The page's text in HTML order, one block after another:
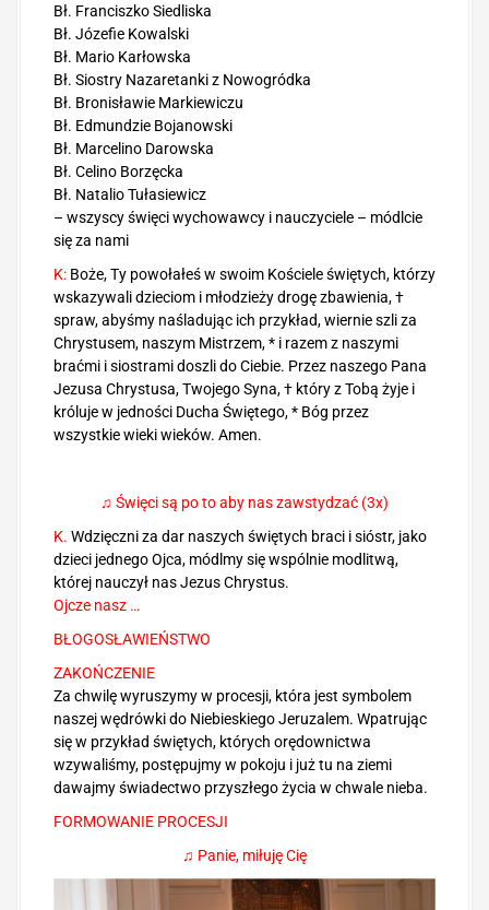
Bł. Franciszko Siedliska
Bł. Józefie Kowalski
Bł. Mario Karłowska
Bł. Siostry Nazaretanki z Nowogródka
Bł. Bronisławie Markiewiczu
Bł. Edmundzie Bojanowski
Bł. Marcelino Darowska
Bł. Celino Borzęcka
Bł. Natalio Tułasiewicz
– wszyscy święci wychowawcy i nauczyciele – módlcie
się za nami
K: Boże, Ty powołałeś w swoim Kościele świętych, którzy
wskazywali dzieciom i młodzieży drogę zbawienia, †
spraw, abyśmy naśladując ich przykład, wiernie szli za
Chrystusem, naszym Mistrzem, * i razem z naszymi
braćmi i siostrami doszli do Ciebie. Przez naszego Pana
Jezusa Chrystusa, Twojego Syna, † który z Tobą żyje i
króluje w jedności Ducha Świętego, * Bóg przez
wszystkie wieki wieków. Amen.
♫ Święci są po to aby nas zawstydzać (3x)
K. Wdzięczni za dar naszych świętych braci i sióstr, jako
dzieci jednego Ojca, módlmy się wspólnie modlitwą,
której nauczył nas Jezus Chrystus.
Ojcze nasz …
BŁOGOSŁAWIEŃSTWO
ZAKOŃCZENIE
Za chwilę wyruszymy w procesji, która jest symbolem
naszej wędrówki do Niebieskiego Jeruzalem. Wpatrując
się w przykład świętych, których orędownictwa
wzywaliśmy, postępujmy w pokoju i już tu na ziemi
dawajmy świadectwo przyszłego życia w chwale nieba.
FORMOWANIE PROCESJI
♫ Panie, miłuję Cię